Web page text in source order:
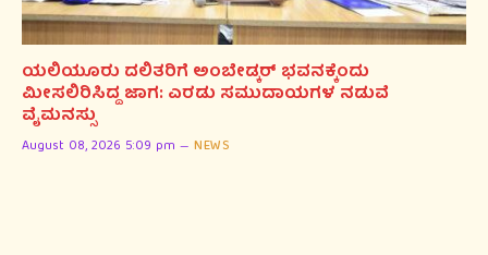
ಯಲಿಯೂರು ದಲಿತರಿಗೆ ಅಂಬೇಡ್ಕರ್ ಭವನಕ್ಕೆಂದು
ಮೀಸಲಿರಿಸಿದ್ದ ಜಾಗ: ಎರಡು ಸಮುದಾಯಗಳ ನಡುವೆ
ವೈಮನಸ್ಸು
August 08, 2026 5:09 pm NEWS